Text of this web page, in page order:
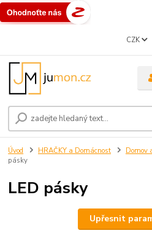
CZK
Úvod HRAČKY a Domácnost Domov
pásky
LED pásky
Upřesnit